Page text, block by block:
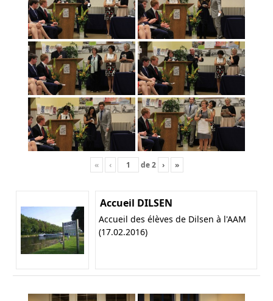
« ‹ de2 › »
Accueil DILSEN
Accueil des élèves de Dilsen à l'AAM
(17.02.2016)